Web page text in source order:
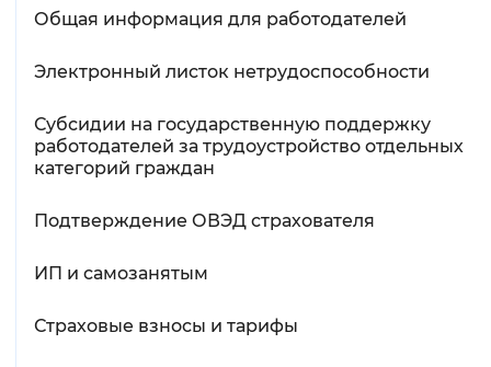
Общая информация для работодателей
Электронный листок нетрудоспособности
Субсидии на государственную поддержку
работодателей за трудоустройство отдельных
категорий граждан
Подтверждение ОВЭД страхователя
ИП и самозанятым
Страховые взносы и тарифы